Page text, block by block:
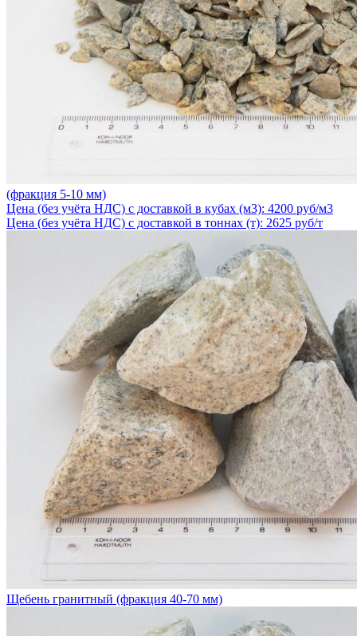
(фракция 5-10 мм)
Цена (без учёта НДС) с доставкой в кубах (м3): 4200 руб/м3
Цена (без учёта НДС) с доставкой в тоннах (т): 2625 руб/т
Щебень гранитный (фракция 40-70 мм)